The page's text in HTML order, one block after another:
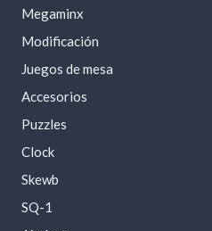
Megaminx
Modificación
Juegos de mesa
Accesorios
Puzzles
Clock
Skewb
SQ-1